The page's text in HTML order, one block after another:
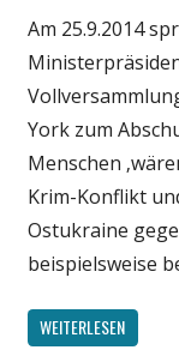
Medien
Politik
Am 25.9.2014
York zum
Menschen
Krim-Konflikt
Ostukraine
beispielsweise
WEITERLESEN